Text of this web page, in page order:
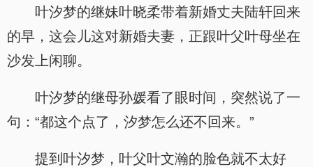
叶汐梦的继妹叶晓柔带着新婚丈夫陆轩回来
的早，这会儿这对新婚夫妻，正跟叶父叶母坐在
沙发上闲聊。
叶汐梦的继母孙媛看了眼时间，突然说了一
句：“都这个点了，汐梦怎么还不回来。”
提到叶汐梦，叶父叶文瀚的脸色就不太好